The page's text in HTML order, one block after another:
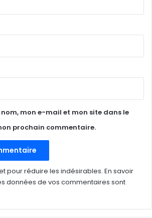
mon e-mail et mon site dans le
prochain commentaire.
pour réduire les indésirables. En savoir
données de vos commentaires sont